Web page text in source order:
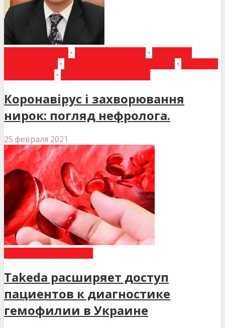
• •
• •
•
Коронавірус і захворювання
нирок: погляд нефролога.
25 февраля 2021
Takeda расширяет доступ
пациентов к диагностике
гемофилии в Украине